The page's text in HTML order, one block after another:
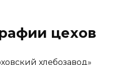
цехов